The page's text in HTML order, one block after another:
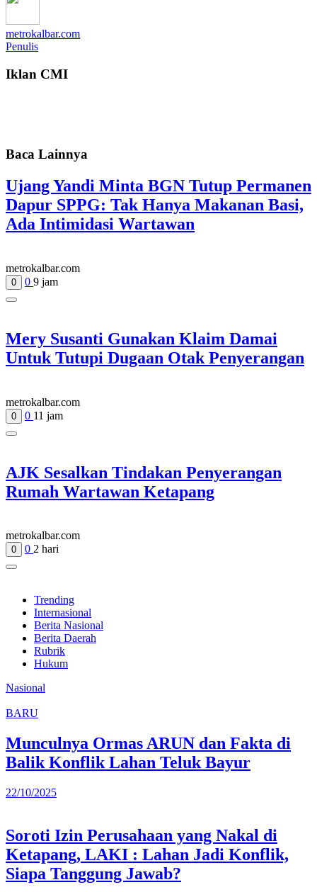
metrokalbar.com
Penulis
Iklan CMI
Baca Lainnya
Ujang Yandi Minta BGN Tutup Permanen
Dapur SPPG: Tak Hanya Makanan Basi,
Ada Intimidasi Wartawan
metrokalbar.com
0 0 9 jam
Mery Susanti Gunakan Klaim Damai
Untuk Tutupi Dugaan Otak Penyerangan
metrokalbar.com
0 0 11 jam
AJK Sesalkan Tindakan Penyerangan
Rumah Wartawan Ketapang
metrokalbar.com
0 0 2 hari
Trending
Internasional
Berita Nasional
Berita Daerah
Rubrik
Hukum
Nasional
BARU
Munculnya Ormas ARUN dan Fakta di
Balik Konflik Lahan Teluk Bayur
22/10/2025
Soroti Izin Perusahaan yang Nakal di
Ketapang, LAKI : Lahan Jadi Konflik,
Siapa Tanggung Jawab?